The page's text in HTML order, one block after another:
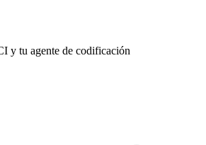
y tu agente de codificación